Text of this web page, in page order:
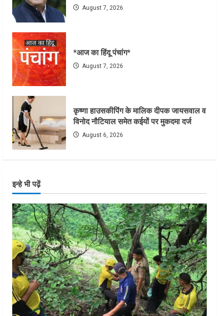
August 7, 2026
*आज का हिंदू पंचांग*
August 7, 2026
कृष्णा हाउसकीपिंग के मालिक दीपक जायसवाल व
विनोद नौटियाल समेत कईयों पर मुकदमा दर्ज
August 6, 2026
इन्हे भी पढ़ें